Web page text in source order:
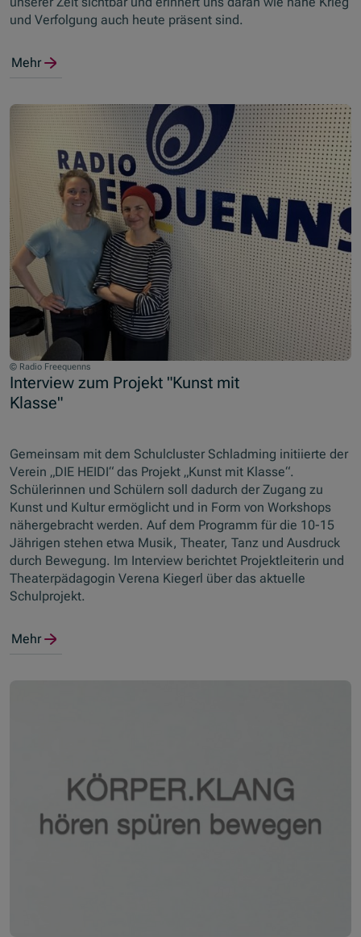
und Verfolgung auch heute präsent sind.
Mehr
© Radio Freequenns
Interview zum Projekt "Kunst mit
Klasse"
Gemeinsam mit dem Schulcluster Schladming initiierte der
Verein „DIE HEIDI“ das Projekt „Kunst mit Klasse“.
Schülerinnen und Schülern soll dadurch der Zugang zu
Kunst und Kultur ermöglicht und in Form von Workshops
nähergebracht werden. Auf dem Programm für die 10-15
Jährigen stehen etwa Musik, Theater, Tanz und Ausdruck
durch Bewegung. Im Interview berichtet Projektleiterin und
Theaterpädagogin Verena Kiegerl über das aktuelle
Schulprojekt.
Mehr